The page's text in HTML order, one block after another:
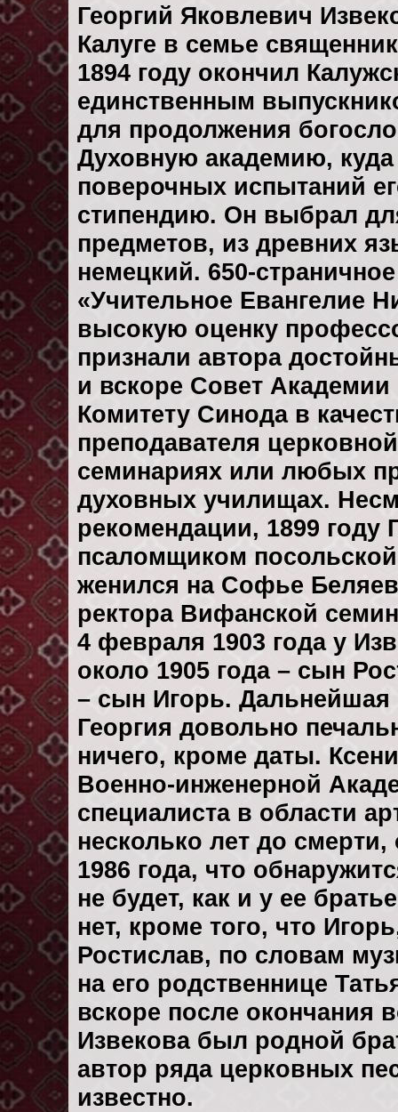
Георгий Яковлевич
Калуге в семье
1894 году окончил
единственным
для продолжения
Духовную академию,
поверочных испытаний
стипендию. Он выбрал
предметов, из древних
немецкий. 650-
«Учительное Евангелие
высокую оценку
признали автора
и вскоре Совет
Комитету Синода в
преподавателя
семинариях или любых
духовных училищах.
рекомендации, 1899 году
псаломщиком
женился на Софье
ректора Вифанской
4 февраля 1903 года у
около 1905 года – сын
– сын Игорь.
Георгия довольно
ничего, кроме даты.
Военно-инженерной
специалиста в области
несколько лет до
1986 года, что
не будет, как и у ее
нет, кроме того, что
Ростислав, по словам
на его родственнице
вскоре после окончания
Извекова был родной
автор ряда церковных
известно.